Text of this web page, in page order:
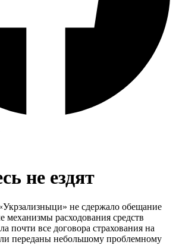
не ездят
не сдержало обещание
механизмы расходования средств
почти все договора страхования на
переданы небольшому проблемному